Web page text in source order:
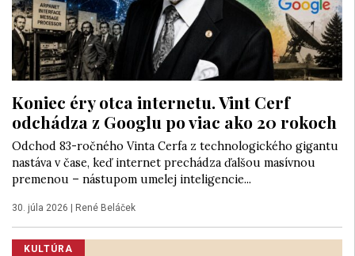
Koniec éry otca internetu. Vint Cerf
odchádza z Googlu po viac ako 20 rokoch
Odchod 83-ročného Vinta Cerfa z technologického gigantu
nastáva v čase, keď internet prechádza ďalšou masívnou
premenou – nástupom umelej inteligencie...
30. júla 2026 René Beláček
KULTÚRA